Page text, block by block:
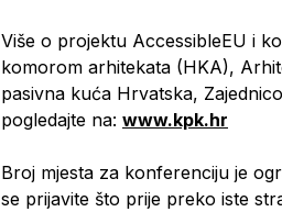
Više o projektu AccessibleEU i
komorom arhitekata (HKA),
pasivna kuća Hrvatska,
pogledajte na: www.kpk.hr
Broj mjesta za konferenciju je
se prijavite što prije preko iste